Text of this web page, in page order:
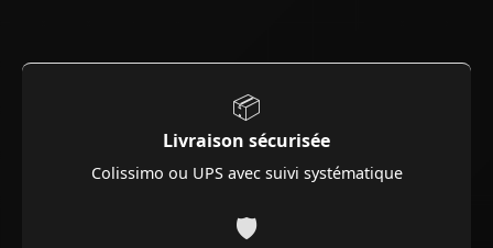
📦
Livraison sécurisée
Colissimo ou UPS avec suivi systématique
🛡️